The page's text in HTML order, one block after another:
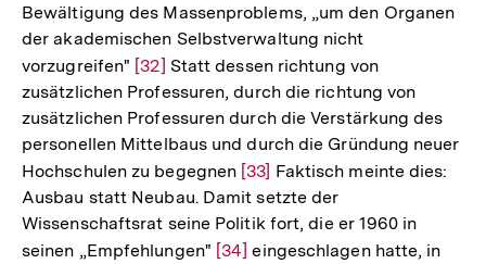
Fußnote
Bewältigung des Massenproblems, „um den Organen
der akademischen Selbstverwaltung nicht
vorzugreifen" Zur
Auflösung
der
Fußnote
[32] Statt dessen richtung von
zusätzlichen Professuren, durch die richtung von
zusätzlichen Professuren durch die Verstärkung des
personellen Mittelbaus und durch die Gründung neuer
Hochschulen zu begegnen Zur
Auflösung
der
Fußnote
[33] Faktisch meinte dies:
Ausbau statt Neubau. Damit setzte der
Wissenschaftsrat seine Politik fort, die er 1960 in
seinen „Empfehlungen" Zur
[34] eingeschlagen hatte, in